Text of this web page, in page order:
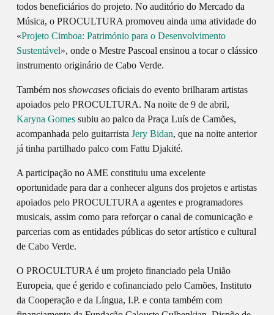
todos beneficiários do projeto. No auditório do Mercado da
Música, o PROCULTURA promoveu ainda uma atividade do
«Projeto Cimboa: Património para o Desenvolvimento
Sustentável», onde o Mestre Pascoal ensinou a tocar o clássico
instrumento originário de Cabo Verde.
Também nos showcasesoficiais do evento brilharam artistas
apoiados pelo PROCULTURA. Na noite de 9 de abril,
Karyna Gomessubiu ao palco da Praça Luís de Camões,
acompanhada pelo guitarrista Jery Bidan, que na noite anterior
já tinha partilhado palco com Fattu Djakité.
A participação no AME constituiu uma excelente
oportunidade para dar a conhecer alguns dos projetos e artistas
apoiados pelo PROCULTURA a agentes e programadores
musicais, assim como para reforçar o canal de comunicação e
parcerias com as entidades públicas do setor artístico e cultural
de Cabo Verde.
O PROCULTURA é um projeto financiado pela União
Europeia, que é gerido e cofinanciado pelo Camões, Instituto
da Cooperação e da Língua, I.P. e conta também com